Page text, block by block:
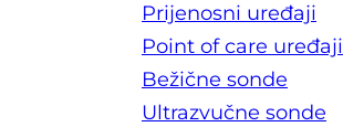
Prijenosni uređaji
Point of care uređaji
Bežične sonde
Ultrazvučne sonde